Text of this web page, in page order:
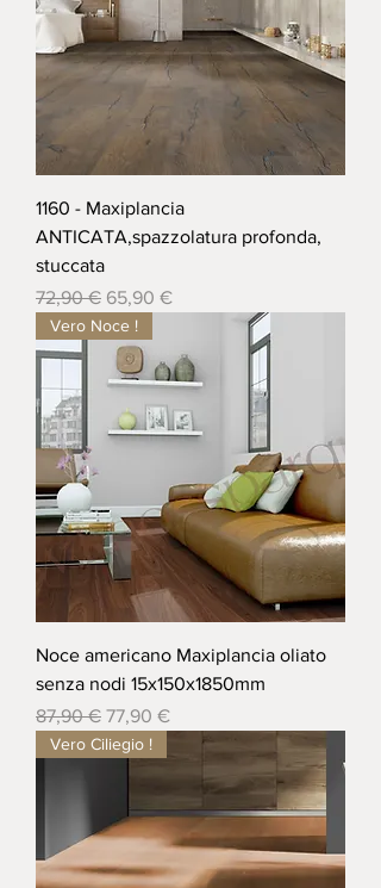
1160 - Maxiplancia
ANTICATA,spazzolatura profonda,
stuccata
Prezzo regolare
72,90 € Prezzo scontato
65,90 €
Vero Noce !
Noce americano Maxiplancia oliato
senza nodi 15x150x1850mm
Prezzo regolare
87,90 € Prezzo scontato
77,90 €
Vero Ciliegio !